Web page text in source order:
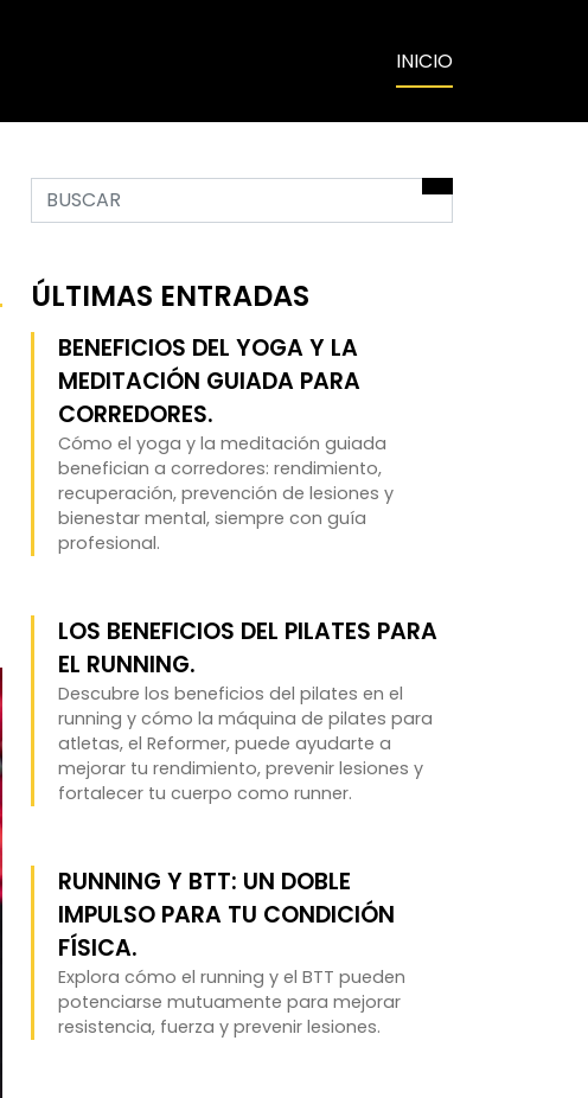
INICIO
ÚLTIMAS ENTRADAS
BENEFICIOS DEL YOGA Y LA
MEDITACIÓN GUIADA PARA
CORREDORES.
Cómo el yoga y la meditación guiada
benefician a corredores: rendimiento,
recuperación, prevención de lesiones y
bienestar mental, siempre con guía
profesional.
LOS BENEFICIOS DEL PILATES PARA
EL RUNNING.
Descubre los beneficios del pilates en el
running y cómo la máquina de pilates para
atletas, el Reformer, puede ayudarte a
mejorar tu rendimiento, prevenir lesiones y
fortalecer tu cuerpo como runner.
RUNNING Y BTT: UN DOBLE
IMPULSO PARA TU CONDICIÓN
FÍSICA.
Explora cómo el running y el BTT pueden
potenciarse mutuamente para mejorar
resistencia, fuerza y prevenir lesiones.